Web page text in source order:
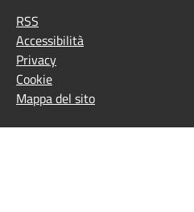
RSS
Accessibilità
Privacy
Cookie
Mappa del sito